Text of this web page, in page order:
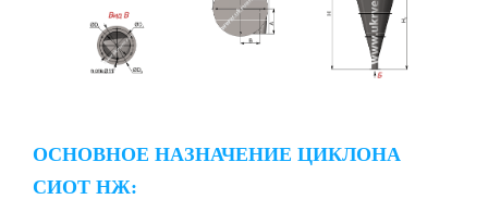
ОСНОВНОЕ НАЗНАЧЕНИЕ ЦИКЛОНА
СИОТ НЖ: